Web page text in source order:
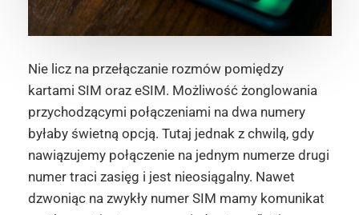
Nie licz na przełączanie rozmów pomiędzy
kartami SIM oraz eSIM. Możliwość żonglowania
przychodzącymi połączeniami na dwa numery
byłaby świetną opcją. Tutaj jednak z chwilą, gdy
nawiązujemy połączenie na jednym numerze drugi
numer traci zasięg i jest nieosiągalny. Nawet
dzwoniąc na zwykły numer SIM mamy komunikat